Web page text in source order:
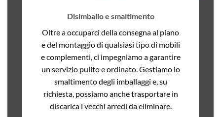
Disimballo e smaltimento
Oltre a occuparci della consegna al piano
e del montaggio di qualsiasi tipo di mobili
e complementi, ci impegniamo a garantire
un servizio pulito e ordinato. Gestiamo lo
smaltimento degli imballaggi e, su
richiesta, possiamo anche trasportare in
discarica i vecchi arredi da eliminare.